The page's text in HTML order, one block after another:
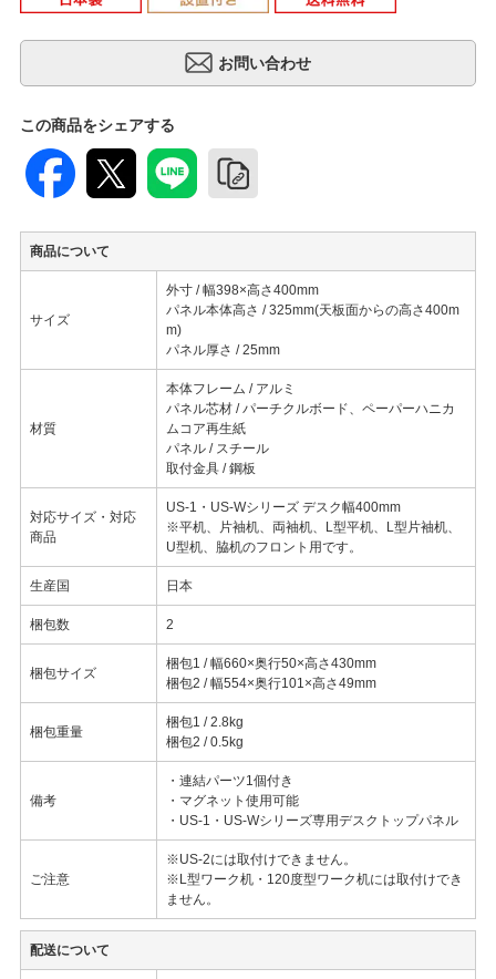
この商品をシェアする
商品について
サイズ
外寸 / 幅398×高さ400mm
パネル本体高さ / 325mm(天板面からの高さ400m
m)
パネル厚さ / 25mm
材質
本体フレーム / アルミ
パネル芯材 / パーチクルボード、ペーパーハニカ
ムコア再生紙
パネル / スチール
取付金具 / 鋼板
対応サイズ・対応
商品
US-1・US-Wシリーズ デスク幅400mm
※平机、片袖机、両袖机、L型平机、L型片袖机、
U型机、脇机のフロント用です。
生産国 日本
梱包数 2
梱包サイズ
梱包1 / 幅660×奥行50×高さ430mm
梱包2 / 幅554×奥行101×高さ49mm
梱包重量
梱包1 / 2.8kg
梱包2 / 0.5kg
備考
・連結パーツ1個付き
・マグネット使用可能
・US-1・US-Wシリーズ専用デスクトップパネル
ご注意
※US-2には取付けできません。
※L型ワーク机・120度型ワーク机には取付けでき
ません。
配送について